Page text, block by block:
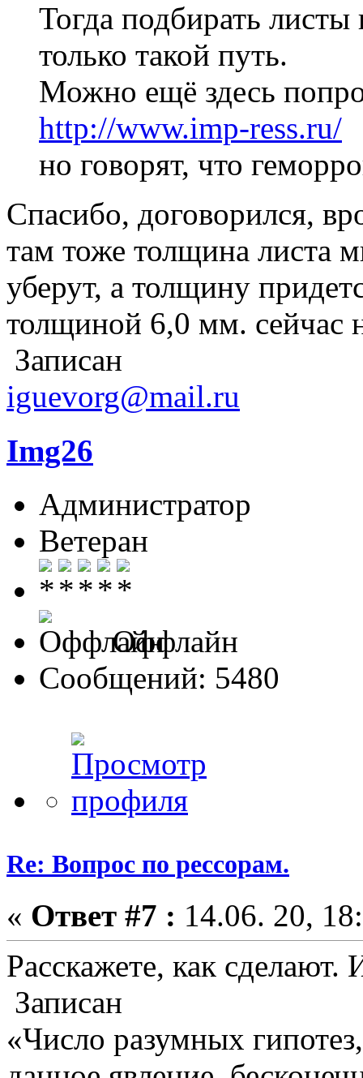
Тогда подбирать
только такой путь.
Можно ещё здесь
http://www.imp-ress.ru/
но говорят, что
Спасибо, договорился,
там тоже толщина
уберут, а толщину
толщиной 6,0 мм. сейчас
Записан
iguevorg@mail.ru
Img26
Администратор
Ветеран
Оффлайн
Сообщений: 5480
Re: Вопрос по рессорам.
« Ответ #7 : 14.06. 20,
Расскажете, как сделают.
Записан
«Число разумных